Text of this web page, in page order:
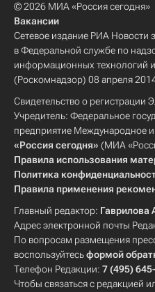
© 2026 МИА «Россия сегодня»
Вакансии
Сетевое издание РИА Новости
в Федеральной службе по
информационных технологий
(Роскомнадзор) 08 апреля
Свидетельство о
Учредитель: Федеральное
предприятие Международное
«Россия сегодня» (МИА
Правила использования
Политика
Правила применения
Главный редактор: Гаврилова
Адрес электронной почты
По вопросам размещения
воспользуйтесьформой
Телефон Редакции: 7 (495)
Чтобы связаться с редакцией